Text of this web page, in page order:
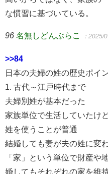
な慣習に基づいている。
96 名無しどんぶらこ ：2025/
>>84
日本の夫婦の姓の歴史ポイ
1. 古代～江戸時代まで
夫婦別姓が基本だった
家族単位で生活していたけ
姓を使うことが普通
結婚しても妻が夫の姓に変
「家」という単位で財産や
婚してもそれぞれの家を維